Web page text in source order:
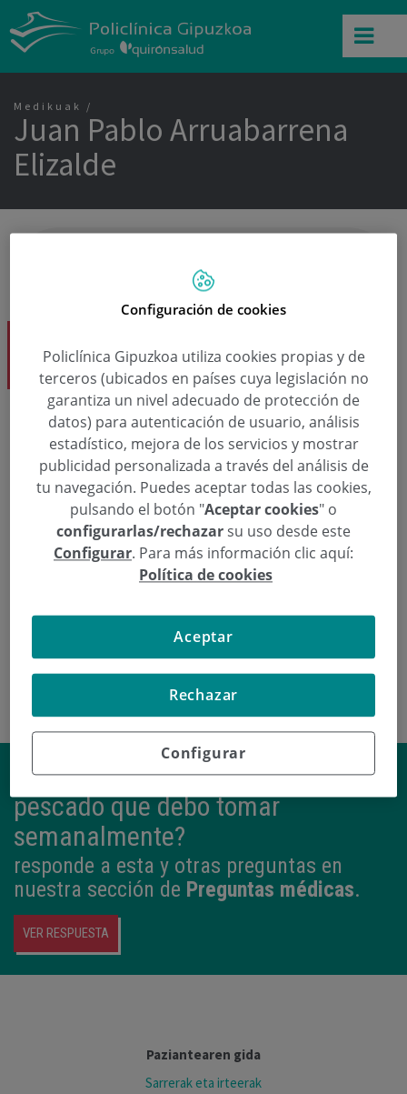
Medikuak
Juan Pablo Arruabarrena
Elizalde
Urgentziak
Juan Pablo Arruabarrena Elizalde Dk.
Eskatu hitzordu bat
943 00 28 65 Hitzordua eskatu
¿Cuál es mínimo de carne y
pescado que debo tomar
semanalmente?
responde a esta y otras preguntas en
nuestra sección de Preguntas médicas.
VER RESPUESTA
Paziantearen gida
Sarrerak eta irteerak
Configuración de cookies
Policlínica Gipuzkoa utiliza cookies propias y de
terceros (ubicados en países cuya legislación no
garantiza un nivel adecuado de protección de
datos) para autenticación de usuario, análisis
estadístico, mejora de los servicios y mostrar
publicidad personalizada a través del análisis de
tu navegación. Puedes aceptar todas las cookies,
pulsando el botón "Aceptar cookies" o
configurarlas/rechazarsu uso desde este
Configurar. Para más información clic aquí:
Política de cookies
Configurar
Rechazar
Aceptar